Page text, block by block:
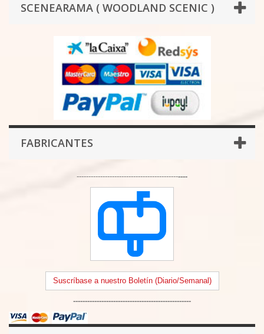
SCENEARAMA ( WOODLAND SCENIC )
FABRICANTES
-----------------------------------------------
Suscríbase a nuestro Boletín (Diario/Semanal)
--------------------------------------------------